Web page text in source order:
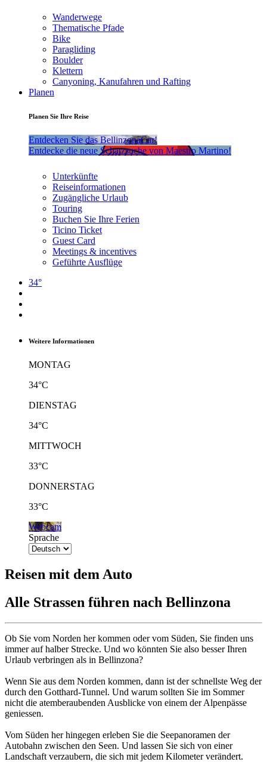
Wanderwege
Thematische Pfade
Bike
Paragliding
Boulder
Klettern
Canyoning, Kanufahren und Rafting
Planen
Planen Sie Ihre Reise
Entdecken Sie das BellinzonaCar!
Entdecke die neue Schatzsuche von Maestro Martino!
Unterkünfte
Reiseinformationen
Zugängliche Urlaub
Touring
Buchen Sie Ihre Ferien
Ticino Ticket
Guest Card
Meetings & incentives
Geführte Ausflüge
34°
Weitere Informationen
MONTAG
34°C
DIENSTAG
34°C
MITTWOCH
33°C
DONNERSTAG
33°C
Webcam
Sprache
Reisen mit dem Auto
Alle Strassen führen nach Bellinzona
Ob Sie vom Norden her kommen oder vom Süden, Sie finden uns
immer auf halber Strecke. Und wo könnten Sie also besser Ihren
Urlaub verbringen als in Bellinzona?
Wenn Sie aus dem Norden kommen, dann ist der schnellste Weg der
durch den Gotthard-Tunnel. Und warum sollten Sie im Sommer
nicht die atemberaubenden Ausblicke von einem der Alpenpässe
geniessen.
Vom Süden her hingegen erleben Sie die Seepanoramen der
Autobahn zwischen den Seen. Und lassen Sie sich von einer
Landschaft verzaubern, die sich mit jedem Kilometer verändert.